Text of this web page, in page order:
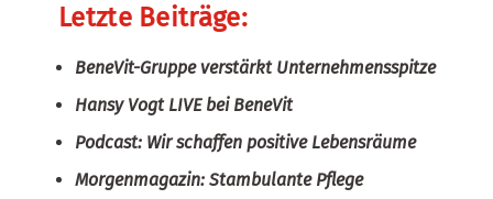
Letzte Beiträge:
BeneVit-Gruppe verstärkt Unternehmensspitze
Hansy Vogt LIVE bei BeneVit
Podcast: Wir schaffen positive Lebensräume
Morgenmagazin: Stambulante Pflege